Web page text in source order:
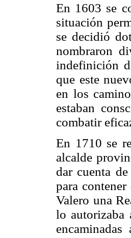
En 1603 se
situación
se decidió
nombraron
indefinición
que este
en los
estaban
combatir
En 1710 se
alcalde
dar cuenta
para
Valero una
lo autorizaba